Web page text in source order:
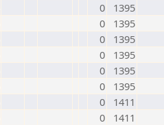
0
1395
0
1395
0
1395
0
1395
0
1395
0
1395
0
1411
0
1411